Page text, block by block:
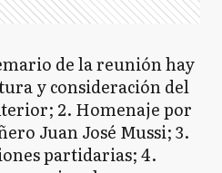
de la reunión hay
y consideración del
2. Homenaje por
Juan José Mussi; 3.
partidarias; 4.